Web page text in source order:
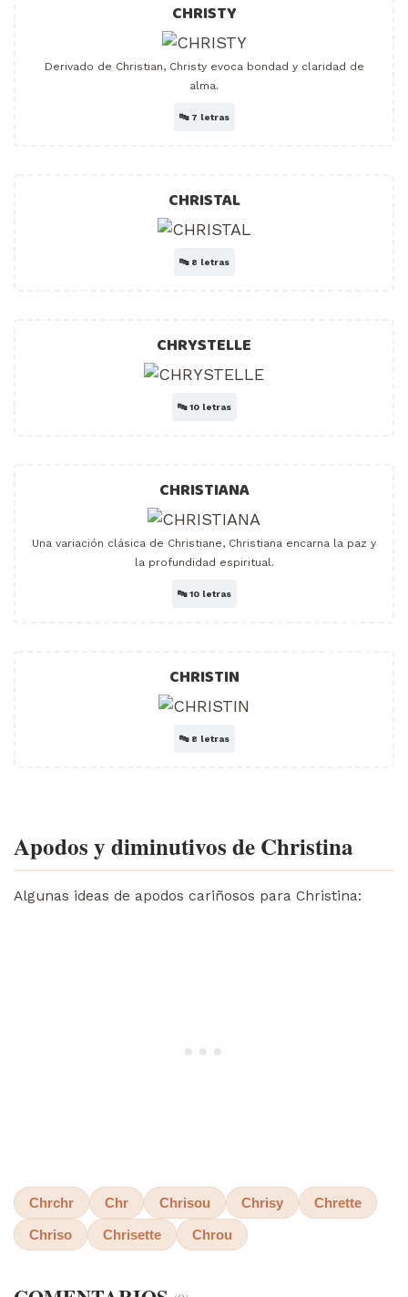
CHRISTY
Derivado de Christian, Christy evoca bondad y claridad de
alma.
🔤 7 letras
CHRISTAL
🔤 8 letras
CHRYSTELLE
🔤10 letras
CHRISTIANA
Una variación clásica de Christiane, Christiana encarna la paz y
la profundidad espiritual.
🔤10 letras
CHRISTIN
🔤 8 letras
Apodos y diminutivos de Christina
Algunas ideas de apodos cariñosos para Christina:
Chrchr Chr Chrisou Chrisy Chrette
Chriso Chrisette Chrou